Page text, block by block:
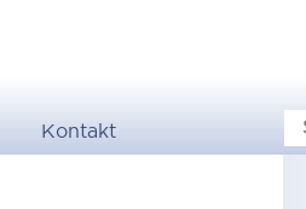
Kontakt